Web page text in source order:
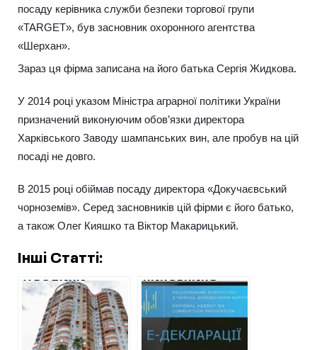
посаду керівника служби безпеки торгової групи
«TARGET», був засновник охоронного агентства
«Шерхан».
Зараз ця фірма записана на його батька Сергія Жидкова.
У 2014 році указом Міністра аграрної політики України
призначений виконуючим обов’язки директора
Харківського Заводу шампанських вин, але пробув на цій
посаді не довго.
В 2015 році обіймав посаду директора «Докучаєвський
чорноземів». Серед засновників цій фірми є його батько,
а також Олег Кияшко та Віктор Макарицький.
Інші Статті:
У РОДИНИ
ХАРКІВСЬКОГО
ПРИКОРДОННИКА
ВИЯВИЛАСЯ
КВАРТИРА ЗА 200
ЧИНОВНИЦЯ
ОБЛУПРАВЛІННЯ
ЮСТИЦІЇ КУПУЄ
НОРКОВУ ШУБУ
ВАРТІСТЮ ДВІ